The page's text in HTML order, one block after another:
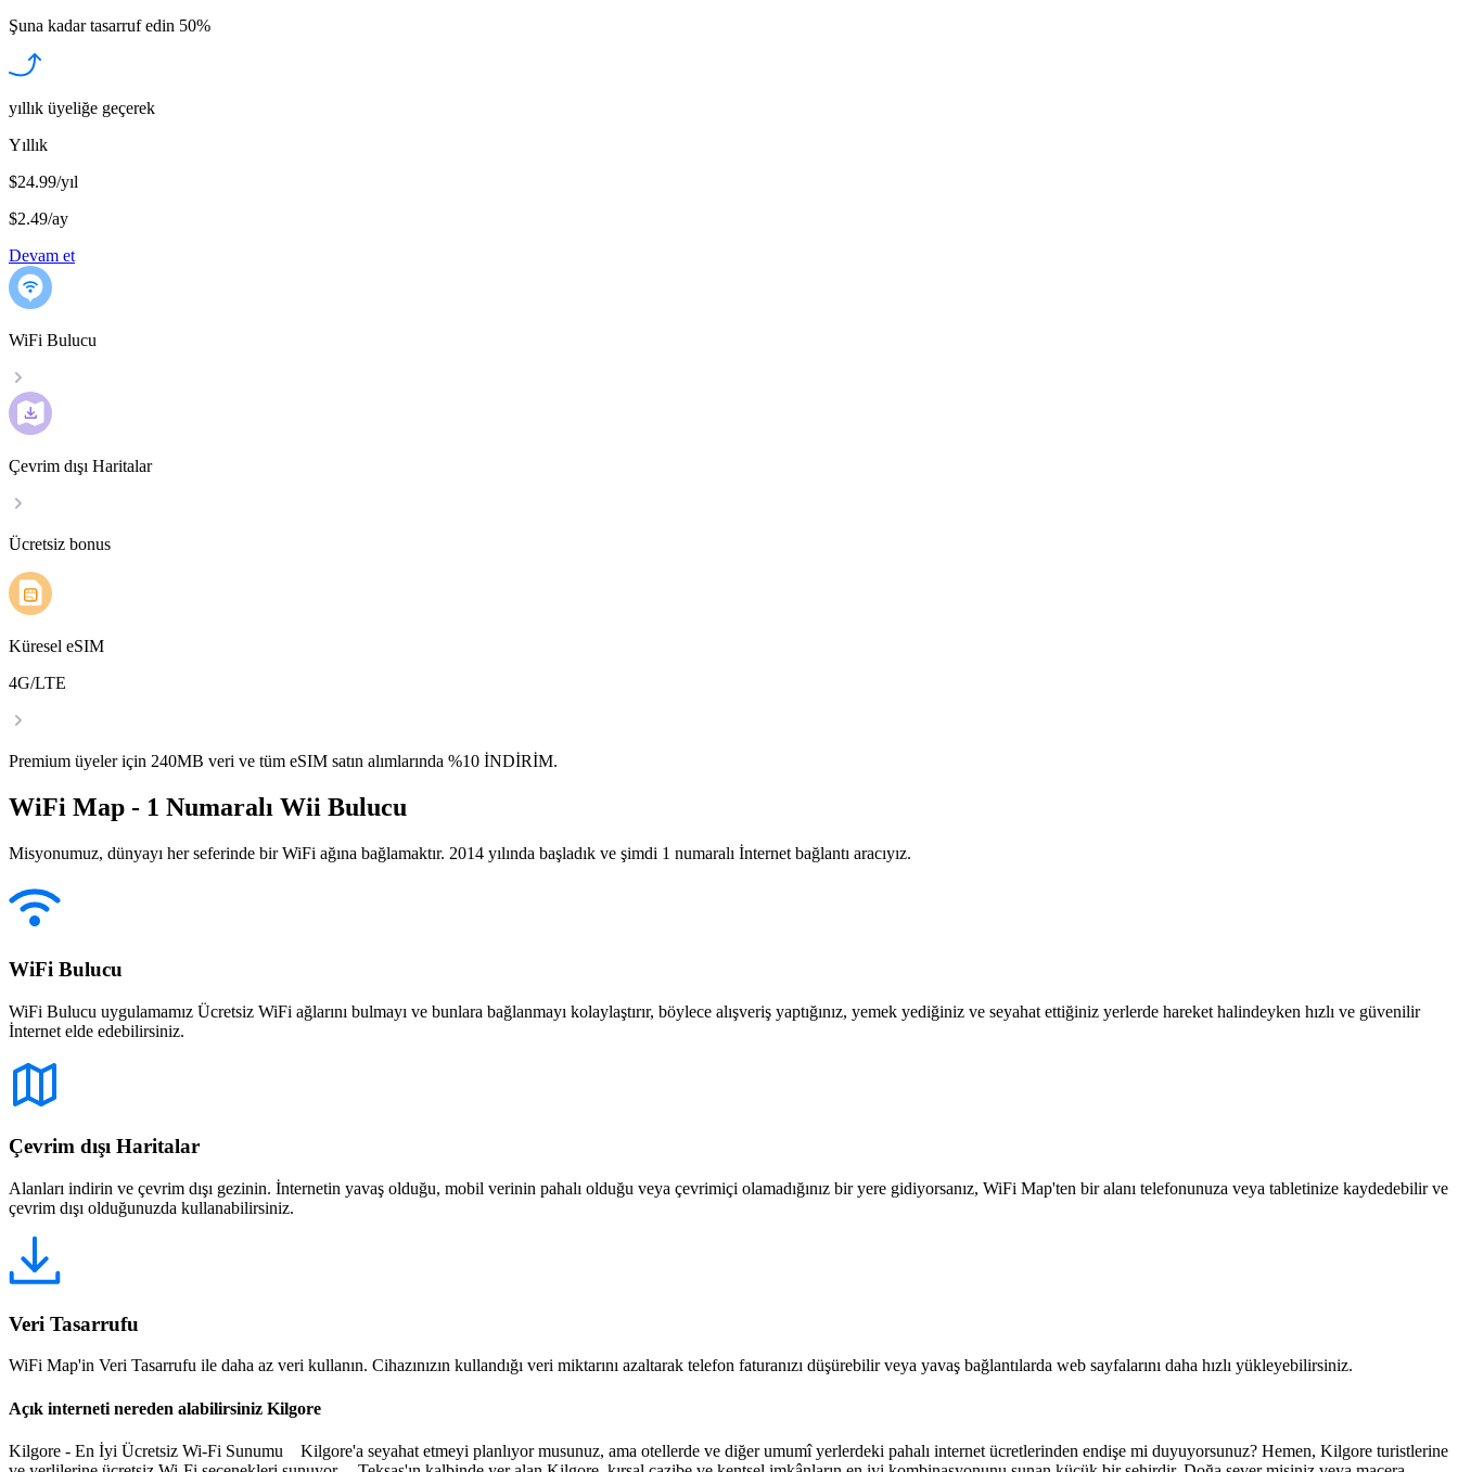
Şuna kadar tasarruf edin 50%
yıllık üyeliğe geçerek
Yıllık
$24.99/yıl
$2.49/ay
Devam et
WiFi Bulucu
Çevrim dışı Haritalar
Ücretsiz bonus
Küresel eSIM
4G/LTE
Premium üyeler için 240MB veri ve tüm eSIM satın alımlarında %10 İNDİRİM.
WiFi Map - 1 Numaralı Wii Bulucu
Misyonumuz, dünyayı her seferinde bir WiFi ağına bağlamaktır. 2014 yılında başladık ve şimdi 1 numaralı İnternet bağlantı aracıyız.
WiFi Bulucu
WiFi Bulucu uygulamamız Ücretsiz WiFi ağlarını bulmayı ve bunlara bağlanmayı kolaylaştırır, böylece alışveriş yaptığınız, yemek yediğiniz ve seyahat ettiğiniz yerlerde hareket halindeyken hızlı ve güvenilir
İnternet elde edebilirsiniz.
Çevrim dışı Haritalar
Alanları indirin ve çevrim dışı gezinin. İnternetin yavaş olduğu, mobil verinin pahalı olduğu veya çevrimiçi olamadığınız bir yere gidiyorsanız, WiFi Map'ten bir alanı telefonunuza veya tabletinize kaydedebilir ve
çevrim dışı olduğunuzda kullanabilirsiniz.
Veri Tasarrufu
WiFi Map'in Veri Tasarrufu ile daha az veri kullanın. Cihazınızın kullandığı veri miktarını azaltarak telefon faturanızı düşürebilir veya yavaş bağlantılarda web sayfalarını daha hızlı yükleyebilirsiniz.
Açık interneti nereden alabilirsiniz Kilgore
Kilgore - En İyi Ücretsiz Wi-Fi Sunumu Kilgore'a seyahat etmeyi planlıyor musunuz, ama otellerde ve diğer umumî yerlerdeki pahalı internet ücretlerinden endişe mi duyuyorsunuz? Hemen, Kilgore turistlerine